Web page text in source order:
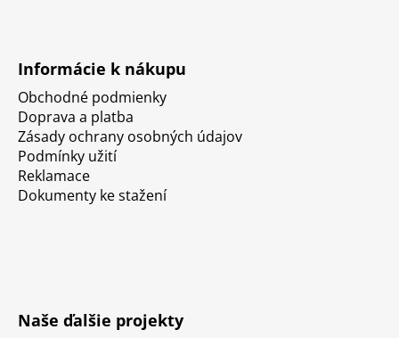
Informácie k nákupu
Obchodné podmienky
Doprava a platba
Zásady ochrany osobných údajov
Podmínky užití
Reklamace
Dokumenty ke stažení
Naše ďalšie projekty